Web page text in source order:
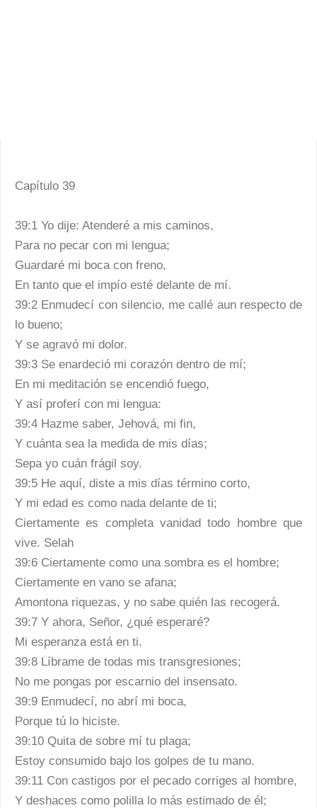
Capítulo 39
39:1 Yo dije: Atenderé a mis caminos,
Para no pecar con mi lengua;
Guardaré mi boca con freno,
En tanto que el impío esté delante de mí.
39:2 Enmudecí con silencio, me callé aun respecto de
lo bueno;
Y se agravó mi dolor.
39:3 Se enardeció mi corazón dentro de mí;
En mi meditación se encendió fuego,
Y así proferí con mi lengua:
39:4 Hazme saber, Jehová, mi fin,
Y cuánta sea la medida de mis días;
Sepa yo cuán frágil soy.
39:5 He aquí, diste a mis días término corto,
Y mi edad es como nada delante de ti;
Ciertamente es completa vanidad todo hombre que
vive. Selah
39:6 Ciertamente como una sombra es el hombre;
Ciertamente en vano se afana;
Amontona riquezas, y no sabe quién las recogerá.
39:7 Y ahora, Señor, ¿qué esperaré?
Mi esperanza está en ti.
39:8 Líbrame de todas mis transgresiones;
No me pongas por escarnio del insensato.
39:9 Enmudecí, no abrí mi boca,
Porque tú lo hiciste.
39:10 Quita de sobre mí tu plaga;
Estoy consumido bajo los golpes de tu mano.
39:11 Con castigos por el pecado corriges al hombre,
Y deshaces como polilla lo más estimado de él;